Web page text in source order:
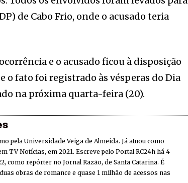
de Cabo Frio, onde o acusado teria
e o acusado ficou à disposição
o fato foi registrado às vésperas do Dia
na próxima quarta-feira (20).
pela Universidade Veiga de Almeida. Já atuou como
TV Notícias, em 2021. Escreve pelo Portal RC24h há 4
como repórter no Jornal Razão, de Santa Catarina. É
obras de romance e quase 1 milhão de acessos nas